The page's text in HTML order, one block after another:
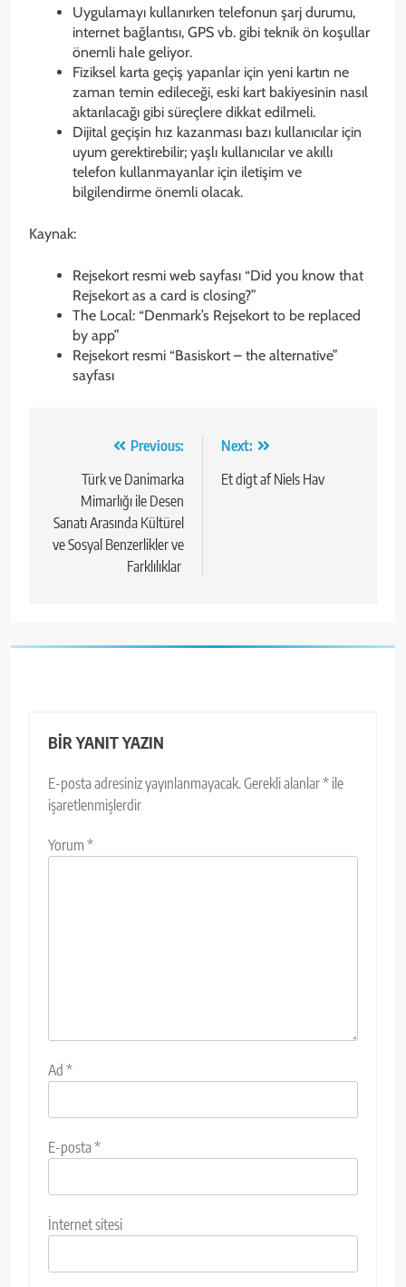
Uygulamayı kullanırken telefonun şarj durumu,
internet bağlantısı, GPS vb. gibi teknik ön koşullar
önemli hale geliyor.
Fiziksel karta geçiş yapanlar için yeni kartın ne
zaman temin edileceği, eski kart bakiyesinin nasıl
aktarılacağı gibi süreçlere dikkat edilmeli.
Dijital geçişin hız kazanması bazı kullanıcılar için
uyum gerektirebilir; yaşlı kullanıcılar ve akıllı
telefon kullanmayanlar için iletişim ve
bilgilendirme önemli olacak.
Kaynak:
Rejsekort resmi web sayfası “Did you know that
Rejsekort as a card is closing?”
The Local: “Denmark’s Rejsekort to be replaced
by app”
Rejsekort resmi “Basiskort – the alternative”
sayfası
gezinmesi
Previous:
Türk ve Danimarka
Mimarlığı ile Desen
Sanatı Arasında Kültürel
ve Sosyal Benzerlikler ve
Farklılıklar
Next:
Et digt af Niels Hav
BIR YANIT YAZIN
E-posta adresiniz yayınlanmayacak.Gerekli alanlar* ile
işaretlenmişlerdir
Yorum *
Ad *
E-posta*
İnternet sitesi